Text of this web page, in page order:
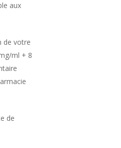
aux
de votre
ml + 8
de